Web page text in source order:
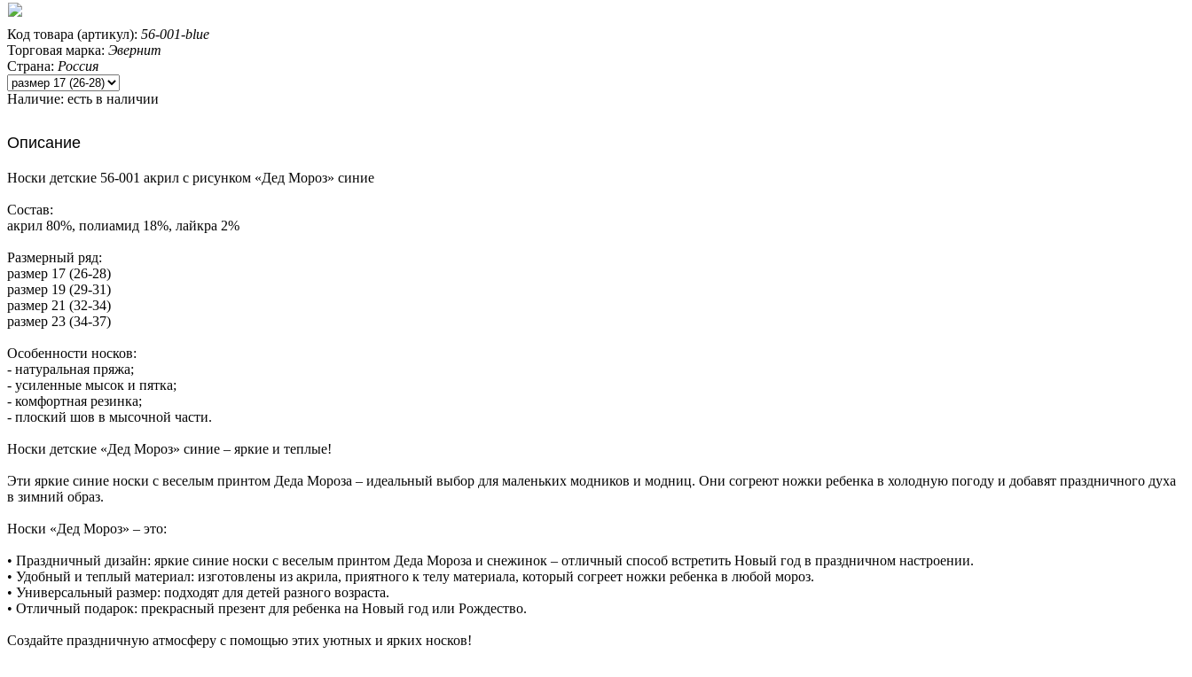
Код товара (артикул): 56-001-blue
Торговая марка: Эвернит
Страна: Россия
Наличие: есть в наличии
Описание
Носки детские 56-001 акрил с рисунком «Дед Мороз» синие
Состав:
акрил 80%, полиамид 18%, лайкра 2%
Размерный ряд:
размер 17 (26-28)
размер 19 (29-31)
размер 21 (32-34)
размер 23 (34-37)
Особенности носков:
- натуральная пряжа;
- усиленные мысок и пятка;
- комфортная резинка;
- плоский шов в мысочной части.
Носки детские «Дед Мороз» синие – яркие и теплые!
Эти яркие синие носки с веселым принтом Деда Мороза – идеальный выбор для маленьких модников и модниц. Они согреют ножки ребенка в холодную погоду и добавят праздничного духа
в зимний образ.
Носки «Дед Мороз» – это:
• Праздничный дизайн: яркие синие носки с веселым принтом Деда Мороза и снежинок – отличный способ встретить Новый год в праздничном настроении.
• Удобный и теплый материал: изготовлены из акрила, приятного к телу материала, который согреет ножки ребенка в любой мороз.
• Универсальный размер: подходят для детей разного возраста.
• Отличный подарок: прекрасный презент для ребенка на Новый год или Рождество.
Создайте праздничную атмосферу с помощью этих уютных и ярких носков!